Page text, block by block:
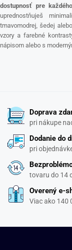
dostupnosť pre
uprednostňuješ
tmavomodrej, šedej
vzory a farebné
nápisom alebo s
Doprava
pri nákupe
Dodanie do
pri
tovaru do 14
Overený e-
Viac ako 140